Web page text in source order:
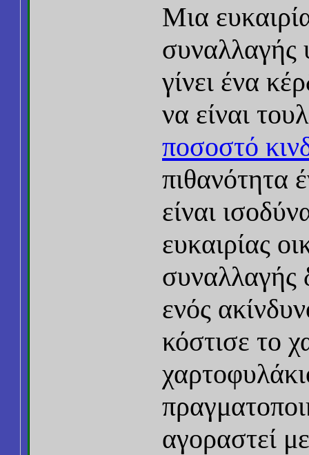
Μια
συναλλαγής
γίνει ένα
να είναι
ποσοστό
πιθανότητα
είναι
ευκαιρίας
συναλλαγής
ενός
κόστισε το
αγοραστεί